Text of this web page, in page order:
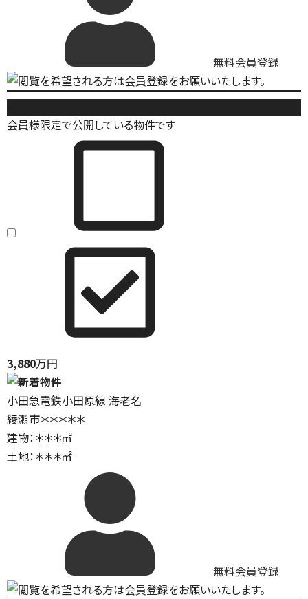
無料会員登録
会員様限定で公開している物件です
3,880万円
小田急電鉄小田原線 海老名
綾瀬市＊＊＊＊＊
建物：＊＊＊㎡
土地：＊＊＊㎡
無料会員登録